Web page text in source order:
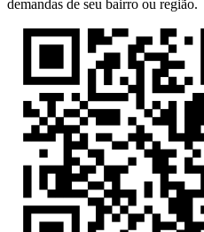
demandas de seu bairro ou região.